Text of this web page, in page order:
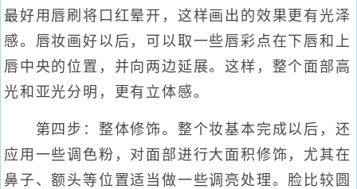
最好用唇刷将口红晕开，这样画出的效果更有光泽
感。唇妆画好以后，可以取一些唇彩点在下唇和上
唇中央的位置，并向两边延展。这样，整个面部高
光和亚光分明，更有立体感。
第四步：整体修饰。整个妆基本完成以后，还
应用一些调色粉，对面部进行大面积修饰，尤其在
鼻子、额头等位置适当做一些调亮处理。脸比较圆